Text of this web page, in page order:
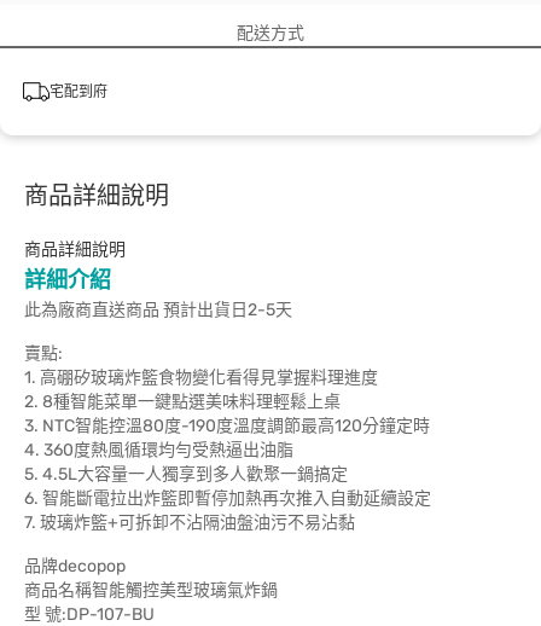
配送方式
宅配到府
商品詳細說明
商品詳細說明
詳細介紹
此為廠商直送商品 預計出貨日2-5天
賣點:
1. 高硼矽玻璃炸籃食物變化看得見掌握料理進度
2. 8種智能菜單一鍵點選美味料理輕鬆上桌
3. NTC智能控溫80度-190度溫度調節最高120分鐘定時
4. 360度熱風循環均勻受熱逼出油脂
5. 4.5L大容量一人獨享到多人歡聚一鍋搞定
6. 智能斷電拉出炸籃即暫停加熱再次推入自動延續設定
7. 玻璃炸籃+可拆卸不沾隔油盤油污不易沾黏
品牌decopop
商品名稱智能觸控美型玻璃氣炸鍋
型 號:DP-107-BU